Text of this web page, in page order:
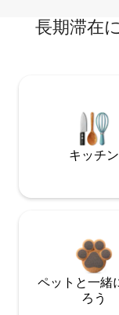
長期滞在
キッチン
ペットと一緒
ろう